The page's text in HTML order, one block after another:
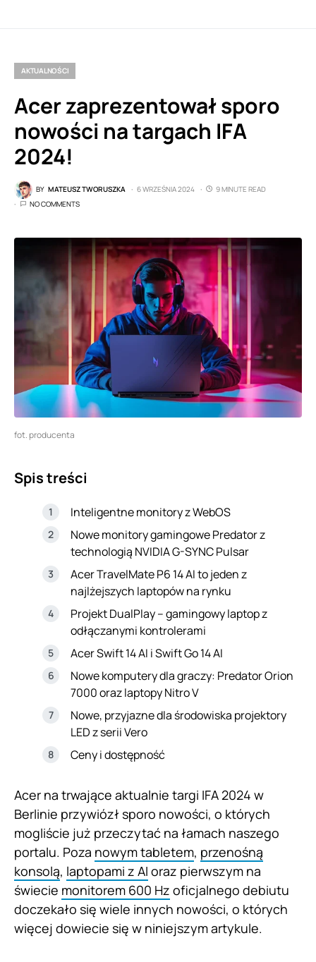
AKTUALNOŚCI
Acer zaprezentował sporo
nowości na targach IFA
2024!
BY MATEUSZ TWORUSZKA 6 WRZEŚNIA 2024
9 MINUTE READ
NO COMMENTS
fot. producenta
Spis treści
Inteligentne monitory z WebOS
Nowe monitory gamingowe Predator z
technologią NVIDIA G-SYNC Pulsar
Acer TravelMate P6 14 AI to jeden z
najlżejszych laptopów na rynku
Projekt DualPlay – gamingowy laptop z
odłączanymi kontrolerami
Acer Swift 14 AI i Swift Go 14 AI
Nowe komputery dla graczy: Predator Orion
7000 oraz laptopy Nitro V
Nowe, przyjazne dla środowiska projektory
LED z serii Vero
Ceny i dostępność
Acer na trwające aktualnie targi IFA 2024 w
Berlinie przywiózł sporo nowości, o których
mogliście już przeczytać na łamach naszego
portalu. Poza nowym tabletem, przenośną
konsolą, laptopami z AI oraz pierwszym na
świecie monitorem 600 Hz oficjalnego debiutu
doczekało się wiele innych nowości, o których
więcej dowiecie się w niniejszym artykule.